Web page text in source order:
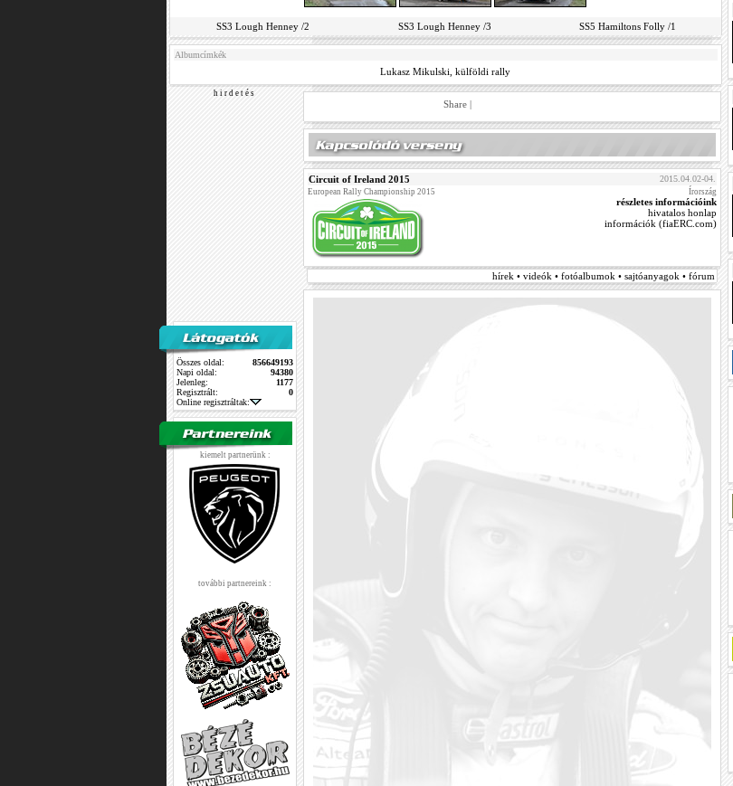
SS3 Lough Henney /2 SS3 Lough Henney /3 SS5 Hamiltons Folly /1
Albumcímkék
Lukasz Mikulski külföldi rally
h i r d e t é s
Összes oldal:
856649193
Napi oldal:
94380
Jelenleg:
1177
Regisztrált:
0
Online regisztráltak:
kiemelt partnerünk :
további partnereink :
Share |
Circuit of Ireland 2015 2015.04.02-04.
European Rally Championship 2015 Írország
részletes információink
hivatalos honlap
információk (fiaERC.com)
hírek • videók • fotóalbumok • sajtóanyagok • fórum